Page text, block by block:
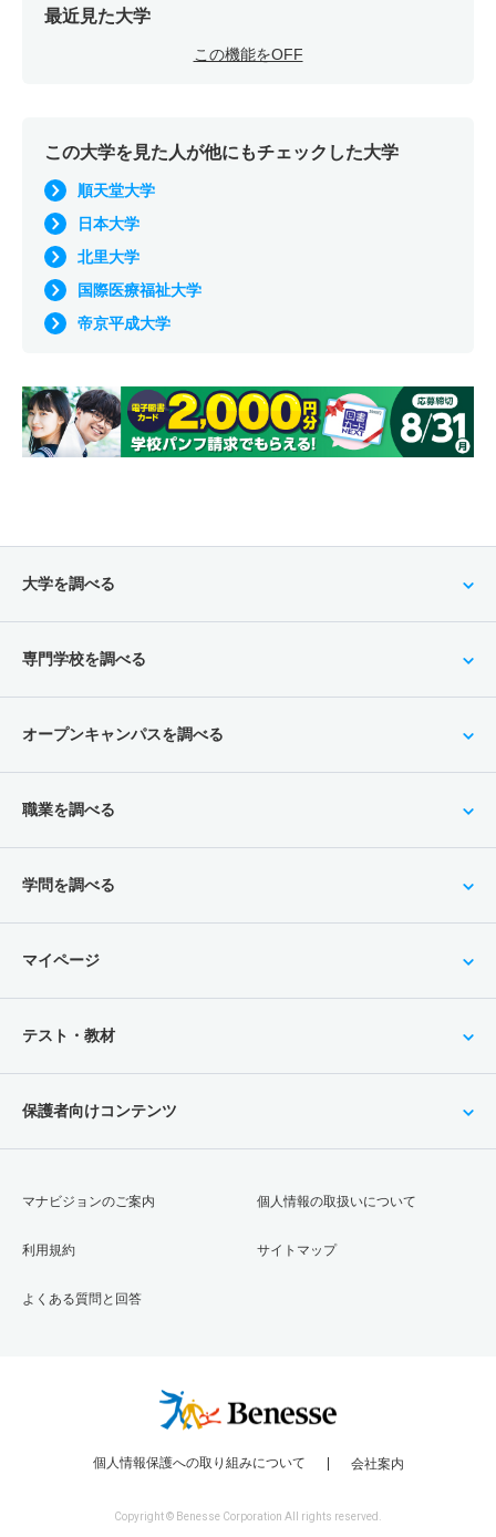
最近見た大学
この機能をOFF
この大学を見た人が他にもチェックした大学
順天堂大学
日本大学
北里大学
国際医療福祉大学
帝京平成大学
大学を調べる
専門学校を調べる
オープンキャンパスを調べる
職業を調べる
学問を調べる
マイページ
テスト・教材
保護者向けコンテンツ
マナビジョンのご案内
利用規約
よくある質問と回答
個人情報の取扱いについて
サイトマップ
個人情報保護への取り組みについて 会社案内
Copyright © Benesse Corporation All rights reserved.